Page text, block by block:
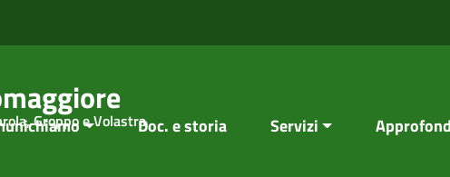
Groppo e VolastraDoc. e storia Servizi